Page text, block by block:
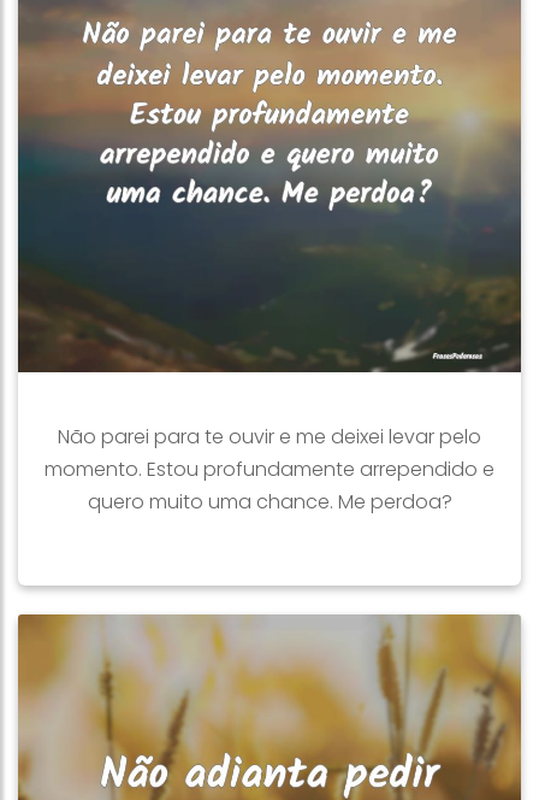
Não parei para te ouvir e me deixei levar pelo
momento. Estou profundamente arrependido e
quero muito uma chance. Me perdoa?